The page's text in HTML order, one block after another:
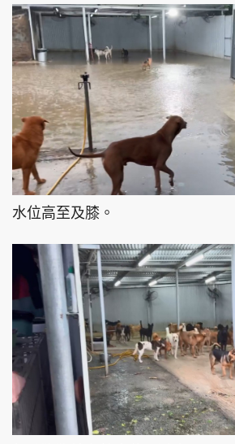
頭條搵工 EDUPLUS
關於我們
聯絡我們
隱私政策聲明
使用條款
版權及免責聲明
Copyright © 東周網 版權所有 . 不得轉載
水位高至及膝。